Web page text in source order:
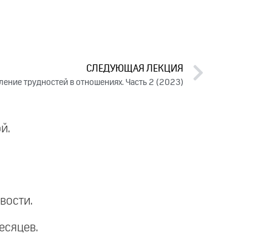
СЛЕДУЮЩАЯ ЛЕКЦИЯ
трудностей в отношениях. Часть 2 (2023)